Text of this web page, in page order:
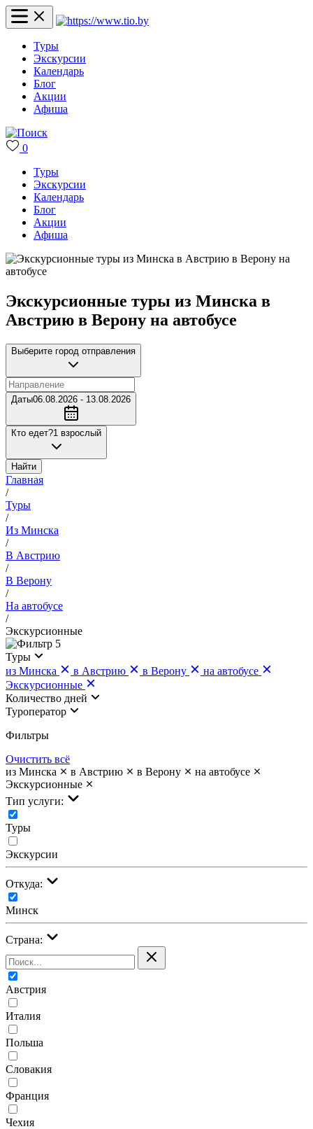
Туры
Экскурсии
Календарь
Блог
Акции
Афиша
0
Туры
Экскурсии
Календарь
Блог
Акции
Афиша
Экскурсионные туры из Минска в
Австрию в Верону на автобусе
Выберите город отправления
Даты06.08.2026 - 13.08.2026
Кто едет?1 взрослый
Найти
Главная
/
Туры
/
Из Минска
/
В Австрию
/
В Верону
/
На автобусе
/
Экскурсионные
5
Туры
из Минска
в Австрию в Верону
на автобусе
Экскурсионные
Количество дней
Туроператор
Фильтры
Очистить всё
из Минска
в Австрию в Верону
на автобусе
Экскурсионные
Тип услуги:
Туры
Экскурсии
Откуда:
Минск
Страна:
Австрия
Италия
Польша
Словакия
Франция
Чехия